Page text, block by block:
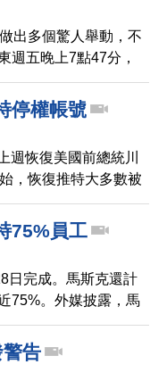
出多個驚人舉動，不
週五晚上7點47分，
的帳號。
停權帳號
週恢復美國前總統川
，恢復推特大多數被
詢問是否要「大赦」
圾郵件行為。推特上
前還不清楚，馬斯克
。但此消息沒有獲得
75%員工
日完成。馬斯克還計
75%。外媒披露，馬
，就計劃要對推特裁
大幅裁員計畫，但相
推特員工約有7500
告